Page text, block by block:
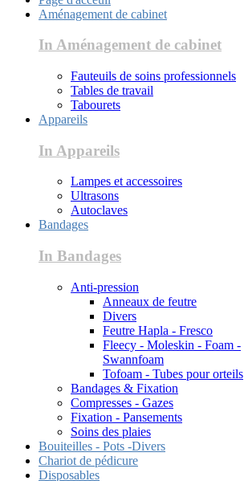
Aménagement de cabinet
In Aménagement de cabinet
Fauteuils de soins professionnels
Tables de travail
Tabourets
Appareils
In Appareils
Lampes et accessoires
Ultrasons
Autoclaves
Bandages
In Bandages
Anti-pression
Anneaux de feutre
Divers
Feutre Hapla - Fresco
Fleecy - Moleskin - Foam -
Swannfoam
Tofoam - Tubes pour orteils
Bandages & Fixation
Compresses - Gazes
Fixation - Pansements
Soins des plaies
Bouiteilles - Pots -Divers
Chariot de pédicure
Disposables